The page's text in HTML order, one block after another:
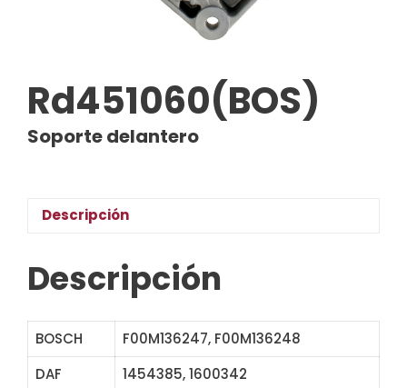
Rd451060(BOS)
Soporte delantero
Descripción
Descripción
BOSCH
F00M136247, F00M136248
DAF
1454385, 1600342